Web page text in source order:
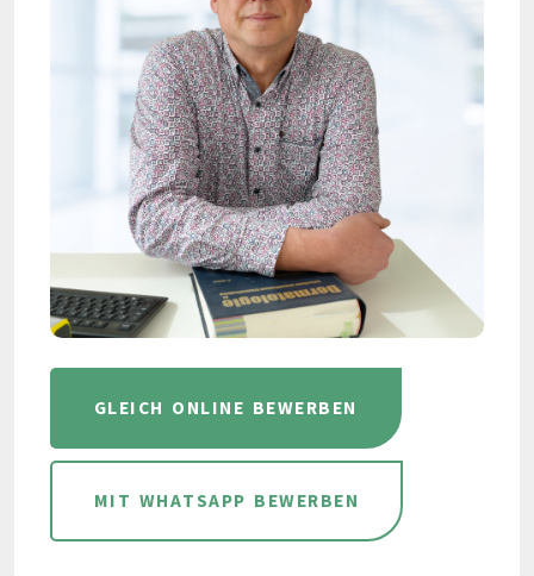
GLEICH ONLINE BEWERBEN
MIT WHATSAPP BEWERBEN